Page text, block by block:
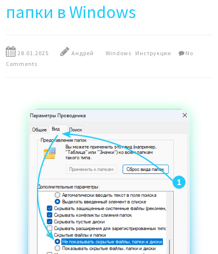
папки в Windows
28.01.2025 Андрей Windows Инструкции
No
Comments